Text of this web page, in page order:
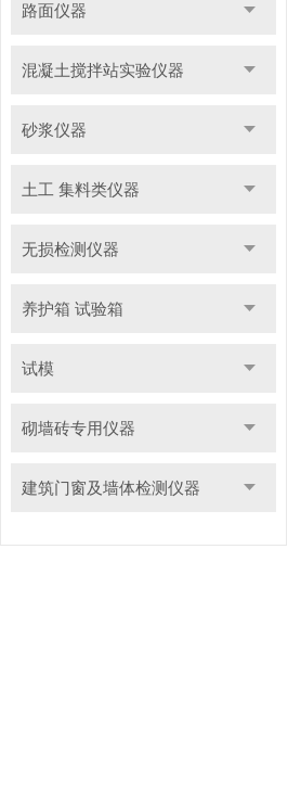
路面仪器
混凝土搅拌站实验仪器
砂浆仪器
土工 集料类仪器
无损检测仪器
养护箱 试验箱
试模
砌墙砖专用仪器
建筑门窗及墙体检测仪器